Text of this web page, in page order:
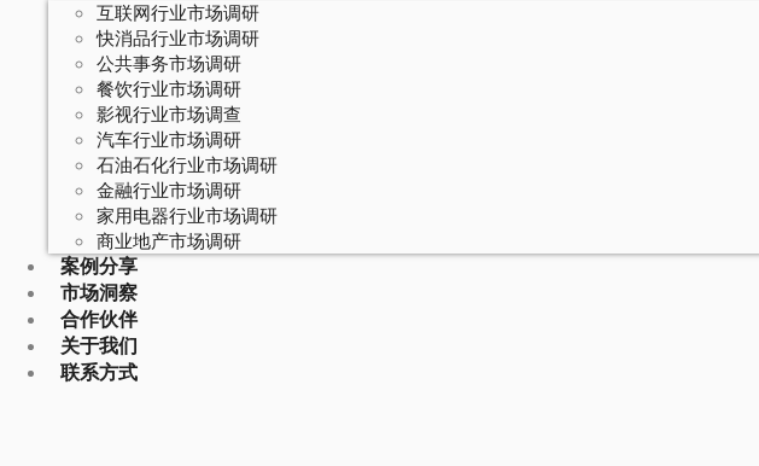
互联网行业市场调研
快消品行业市场调研
公共事务市场调研
餐饮行业市场调研
影视行业市场调查
汽车行业市场调研
石油石化行业市场调研
金融行业市场调研
家用电器行业市场调研
商业地产市场调研
案例分享
市场洞察
合作伙伴
关于我们
联系方式